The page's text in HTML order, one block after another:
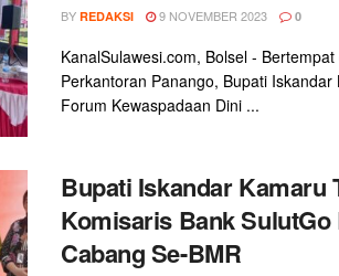
BY REDAKSI 9 NOVEMBER 2023 0
KanalSulawesi.com, Bolsel -
Perkantoran Panango, Bupati
Forum Kewaspadaan Dini ...
Bupati Iskandar Kamaru
Komisaris Bank
Cabang Se-BMR